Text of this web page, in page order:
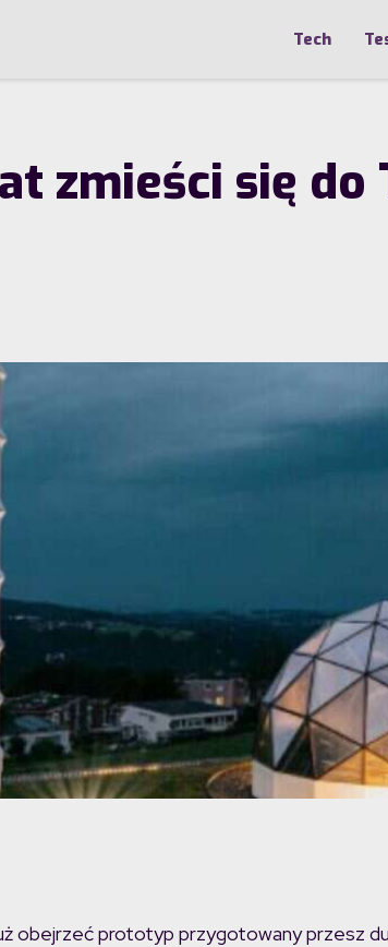
Tech
zmieści się
obejrzeć prototyp przygotowany przesz